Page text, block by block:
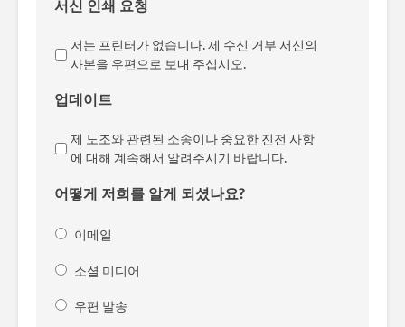
서신 인쇄 요청
저는 프린터가 없습니다. 제 수신 거부 서신의
사본을 우편으로 보내 주십시오.
업데이트
제 노조와 관련된 소송이나 중요한 진전 사항
에 대해 계속해서 알려주시기 바랍니다.
어떻게 저희를 알게 되셨나요?
이메일
소셜 미디어
우편 발송